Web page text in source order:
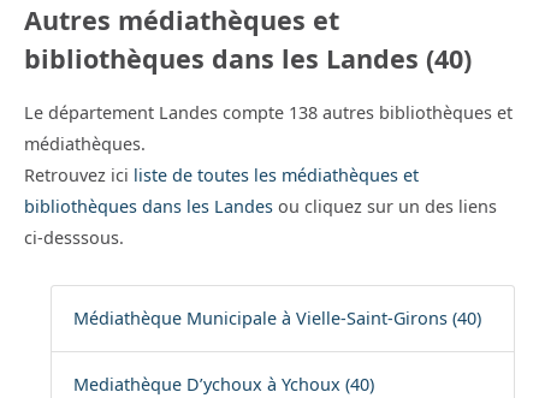
Autres médiathèques et
bibliothèques dans les Landes (40)
Le département Landes compte 138 autres bibliothèques et
médiathèques.
Retrouvez ici liste de toutes les médiathèques et
bibliothèques dans les Landes ou cliquez sur un des liens
ci-desssous.
Médiathèque Municipale à Vielle-Saint-Girons (40)
Mediathèque D’ychoux à Ychoux (40)